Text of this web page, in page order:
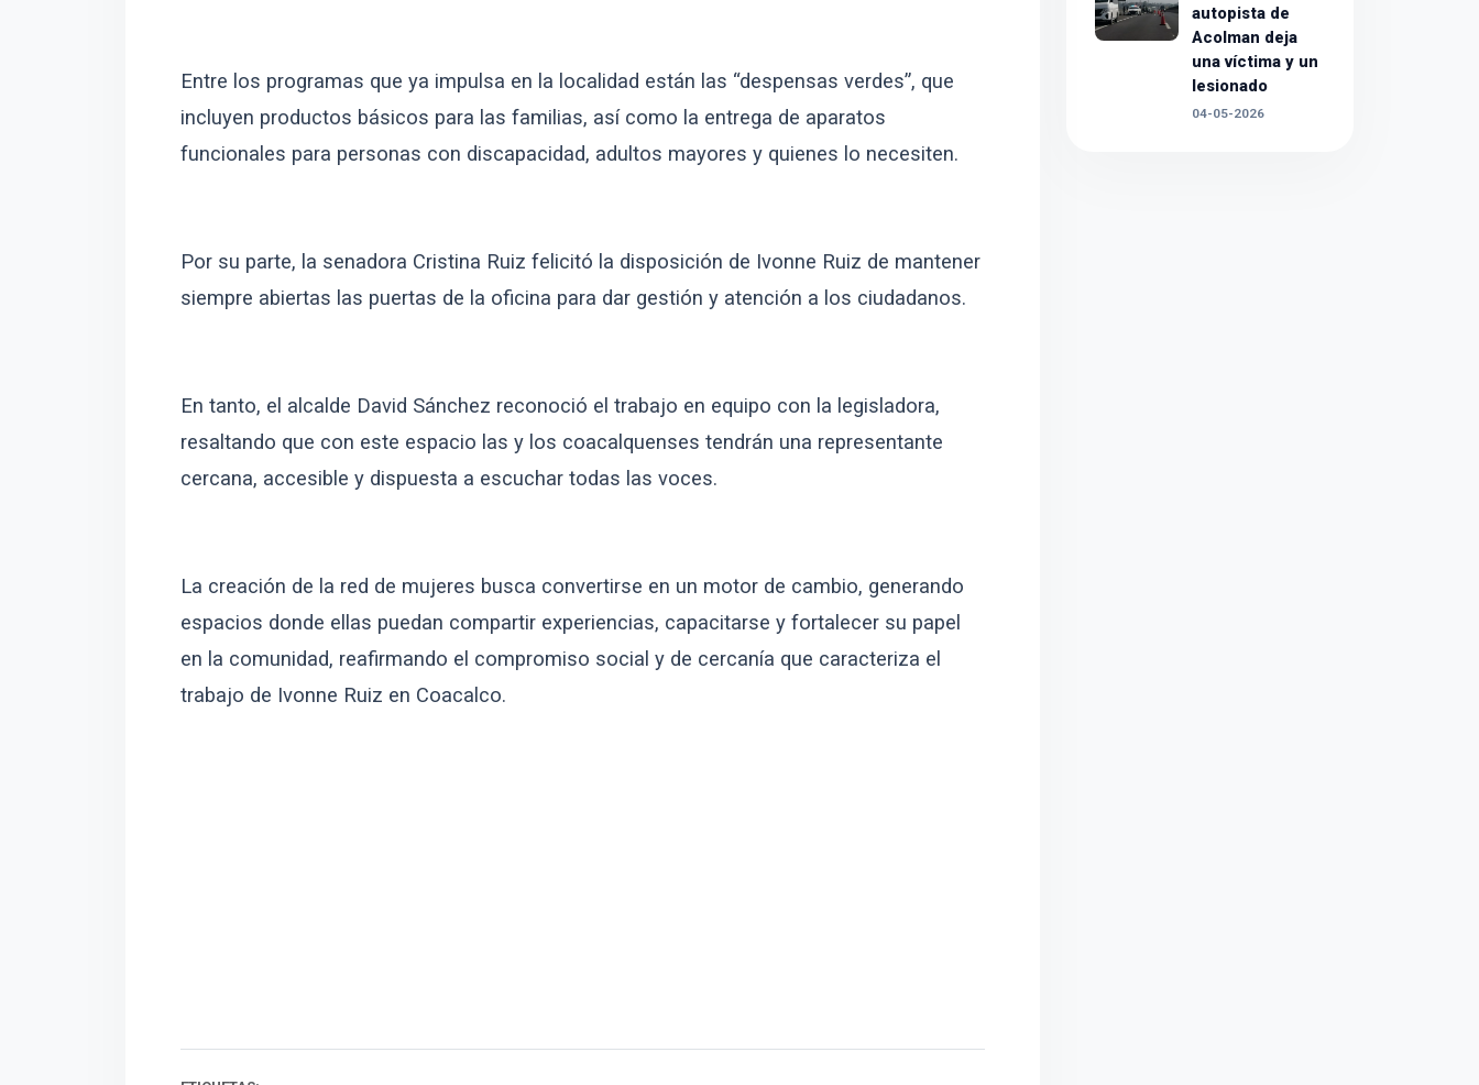
Entre los programas que ya impulsa en la localidad están las “despensas verdes”, que
incluyen productos básicos para las familias, así como la entrega de aparatos
funcionales para personas con discapacidad, adultos mayores y quienes lo necesiten.
Por su parte, la senadora Cristina Ruiz felicitó la disposición de Ivonne Ruiz de mantener
siempre abiertas las puertas de la oficina para dar gestión y atención a los ciudadanos.
En tanto, el alcalde David Sánchez reconoció el trabajo en equipo con la legisladora,
resaltando que con este espacio las y los coacalquenses tendrán una representante
cercana, accesible y dispuesta a escuchar todas las voces.
La creación de la red de mujeres busca convertirse en un motor de cambio, generando
espacios donde ellas puedan compartir experiencias, capacitarse y fortalecer su papel
en la comunidad, reafirmando el compromiso social y de cercanía que caracteriza el
trabajo de Ivonne Ruiz en Coacalco.
autopista de
Acolman deja
una víctima y un
lesionado
04-05-2026